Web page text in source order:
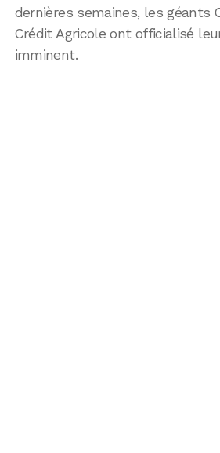
dernières semaines, les géants
Crédit Agricole ont officialisé
imminent.